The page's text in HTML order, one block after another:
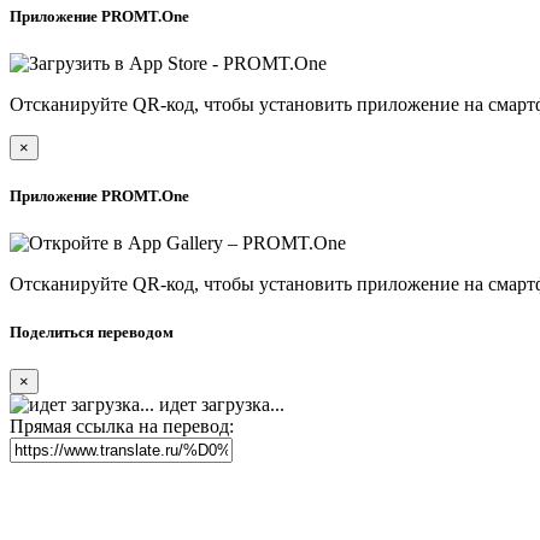
Приложение PROMT.One
Отсканируйте QR-код, чтобы установить приложение на
×
Приложение PROMT.One
Отсканируйте QR-код, чтобы установить приложение на
Поделиться переводом
×
идет загрузка...
Прямая ссылка на перевод: